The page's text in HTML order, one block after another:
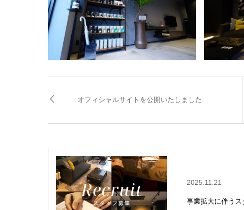
オフィシャルサイトを公開いたしました
2025.11.21
事業拡大に伴う